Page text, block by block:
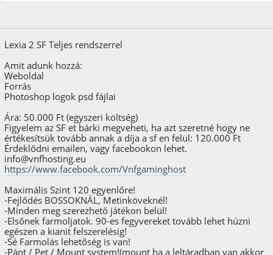
Lexia 2 SF Teljes rendszerrel
Amit adunk hozzá:
Weboldal
Forrás
Photoshop logok psd fájlai
Ára: 50.000 Ft (egyszeri költség)
Figyelem az SF et bárki megveheti, ha azt szeretné hogy ne
értékesítsük tovább annak a díja a sf en felül: 120.000 Ft
Érdeklődni emailen, vagy facebookon lehet.
info@vnfhosting.eu
https://www.facebook.com/Vnfgaminghost
Maximális Szint 120 egyenlőre!
-Fejlődés BOSSOKNÁL, Metinköveknél!
-Minden meg szerezhető játékon belül!
-Elsőnek farmoljatok. 90-es fegyvereket tovább lehet húzni
egészen a kianit felszerelésig!
-Sé Farmolás lehetőség is van!
-Pánt / Pet / Mount system!(mount ha a leltáradban van akkor